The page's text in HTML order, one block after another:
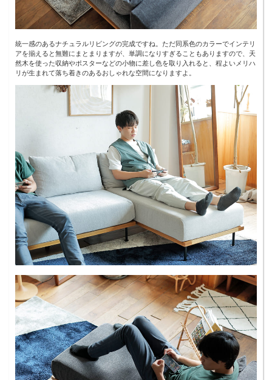
統一感のあるナチュラルリビングの完成ですね。ただ同系色のカラーでインテリ
アを揃えると無難にまとまりますが、単調になりすぎることもありますので、天
然木を使った収納やポスターなどの小物に差し色を取り入れると、程よいメリハ
リが生まれて落ち着きのあるおしゃれな空間になりますよ。